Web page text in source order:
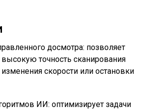
досмотра: позволяет
точность сканирования
скорости или остановки
ИИ: оптимизирует задачи